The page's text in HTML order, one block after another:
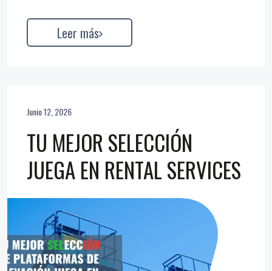
Leer más
Junio 12, 2026
TU MEJOR SELECCIÓN
JUEGA EN RENTAL SERVICES